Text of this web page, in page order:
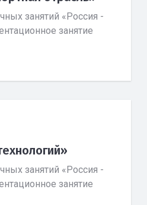
занятий «Россия -
занятие
занятий «Россия -
занятие